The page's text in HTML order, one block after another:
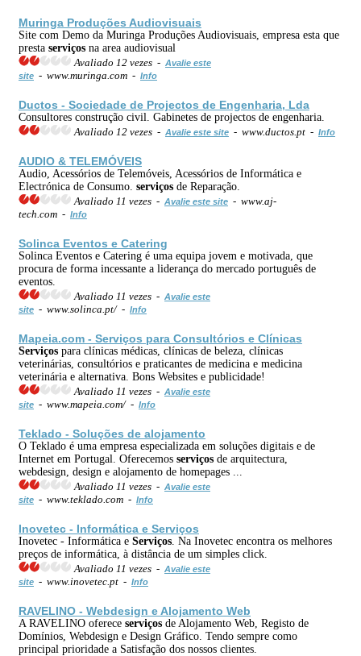
Muringa Produções Audiovisuais
Site com Demo da Muringa Produções Audiovisuais, empresa esta que
presta serviços na area audiovisual
Avaliado 12 vezes - Avalie este
site - www.muringa.com - Info
Ductos - Sociedade de Projectos de Engenharia, Lda
Consultores construção civil. Gabinetes de projectos de engenharia.
Avaliado 12 vezes - Avalie este site - www.ductos.pt - Info
AUDIO & TELEMÓVEIS
Audio, Acessórios de Telemóveis, Acessórios de Informática e
Electrónica de Consumo. serviços de Reparação.
Avaliado 11 vezes - Avalie este site - www.aj-
tech.com - Info
Solinca Eventos e Catering
Solinca Eventos e Catering é uma equipa jovem e motivada, que
procura de forma incessante a liderança do mercado português de
eventos.
Avaliado 11 vezes - Avalie este
site - www.solinca.pt/ - Info
Mapeia.com - Serviços para Consultórios e Clínicas
Serviços para clínicas médicas, clínicas de beleza, clínicas
veterinárias, consultórios e praticantes de medicina e medicina
veterinária e alternativa. Bons Websites e publicidade!
Avaliado 11 vezes - Avalie este
site - www.mapeia.com/ - Info
Teklado - Soluções de alojamento
O Teklado é uma empresa especializada em soluções digitais e de
Internet em Portugal. Oferecemos serviços de arquitectura,
webdesign, design e alojamento de homepages ...
Avaliado 11 vezes - Avalie este
site - www.teklado.com - Info
Inovetec - Informática e Serviços
Inovetec - Informática e Serviços . Na Inovetec encontra os melhores
preços de informática, à distância de um simples click.
Avaliado 11 vezes - Avalie este
site - www.inovetec.pt - Info
RAVELINO - Webdesign e Alojamento Web
A RAVELINO oferece serviços de Alojamento Web, Registo de
Domínios, Webdesign e Design Gráfico. Tendo sempre como
principal prioridade a Satisfação dos nossos clientes.